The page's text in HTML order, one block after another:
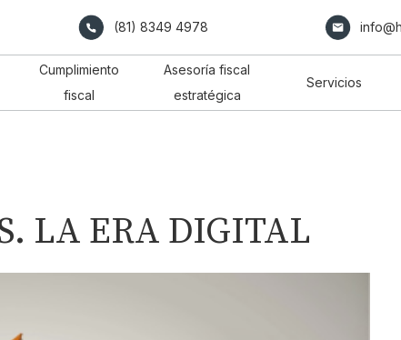
(81) 8349 4978
Cumplimiento
fiscal
Asesoría fiscal
estratégica
Servicios
LA ERA DIGITAL